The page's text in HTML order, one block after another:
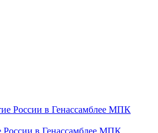
России в Генассамблее МПК